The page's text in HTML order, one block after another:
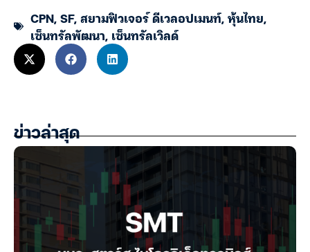
CPN,SF,สยามฟิวเจอร์ ดีเวลอปเมนท์,หุ้นไทย,
เซ็นทรัลพัฒนา, เซ็นทรัลเวิลด์
ข่าวล่าสุด